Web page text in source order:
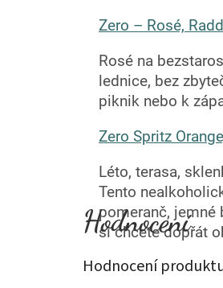
Zero – Rosé,
Rosé na
lednice, bez
piknik nebo k
Zero Spritz
Léto, terasa,
Tento
pomeranč, jemné
si chcete dopřát
Hodnocení